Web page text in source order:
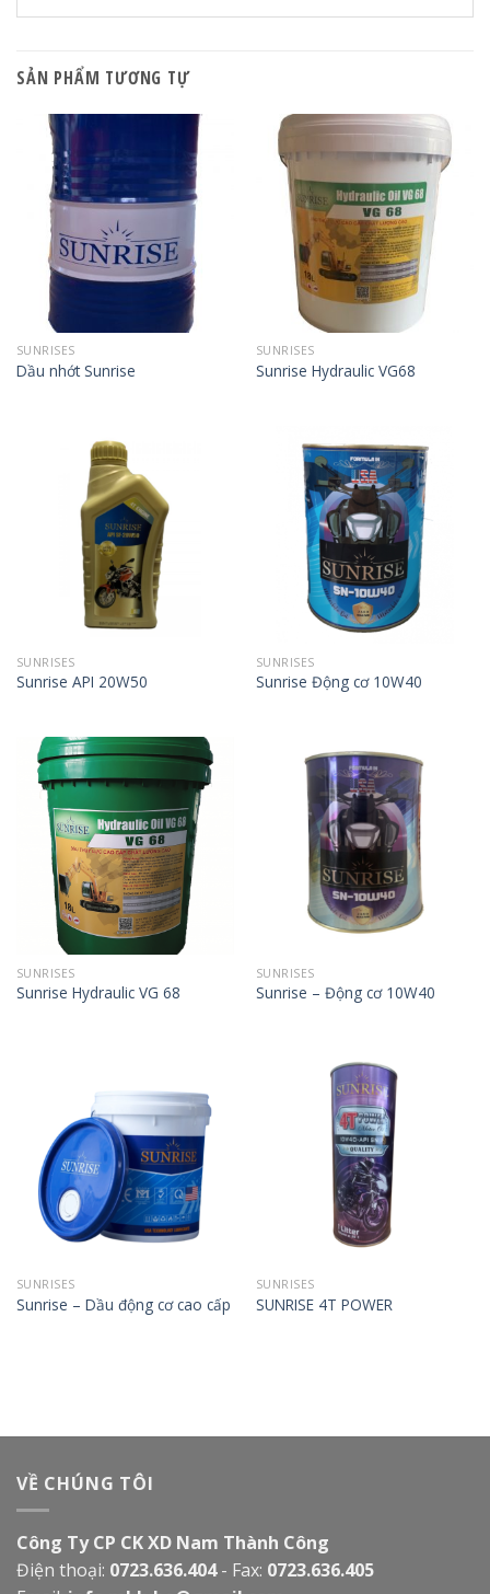
SẢN PHẨM TƯƠNG TỰ
SUNRISES
Dầu nhớt Sunrise
SUNRISES
Sunrise Hydraulic VG68
SUNRISES
Sunrise API 20W50
SUNRISES
Sunrise Động cơ 10W40
SUNRISES
Sunrise Hydraulic VG 68
SUNRISES
Sunrise – Động cơ 10W40
SUNRISES
Sunrise – Dầu động cơ cao cấp
SUNRISES
SUNRISE 4T POWER
VỀ CHÚNG TÔI
Công Ty CP CK XD Nam Thành Công
Điện thoại: 0723.636.404- Fax: 0723.636.405